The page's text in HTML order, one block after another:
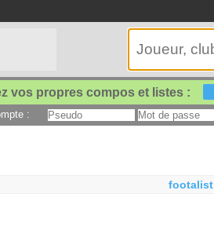
vos propres compos et listes :
:
footalist